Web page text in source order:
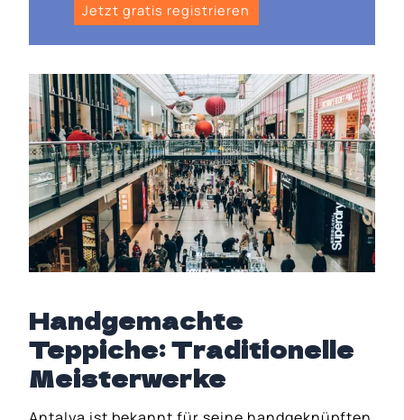
Jetzt gratis registrieren
Handgemachte
Teppiche: Traditionelle
Meisterwerke